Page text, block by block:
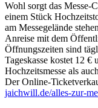
Wohl sorgt das Messe-
einem Stück
am Messegelände
Anreise mit dem
Öffnungszeiten sind
Tageskasse kostet 12
Hochzeitsmesse als
Der Online-
jaichwill.de/alles-zur-